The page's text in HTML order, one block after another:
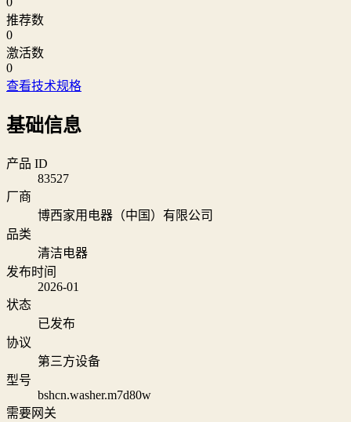
推荐数
0
激活数
0
查看技术规格
基础信息
产品 ID
83527
厂商
博西家用电器（中国）有限公司
品类
清洁电器
发布时间
2026-01
状态
已发布
协议
第三方设备
型号
bshcn.washer.m7d80w
需要网关